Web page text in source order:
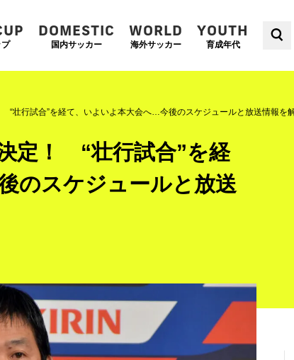
DOMESTIC
国内サッカー
WORLD
海外サッカー
YOUTH
育成年代
“壮行試合”を経て、いよいよ本大会へ…今後のスケジュールと放送情報を
定！ “壮行試合”を経
のスケジュールと放送